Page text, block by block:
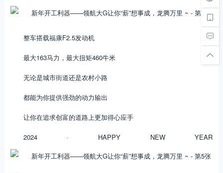
整车搭载福康F2.5发动机
最大163马力，最大扭矩460牛米
无论是城市街道还是农村小路
都能为你提供强劲的动力输出
让你在追求创富的道路上更加得心应手
2024 · HAPPY NEW YEAR